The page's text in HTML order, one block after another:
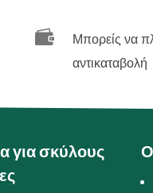

Μπορείς να
αντικαταβολή
για σκύλους